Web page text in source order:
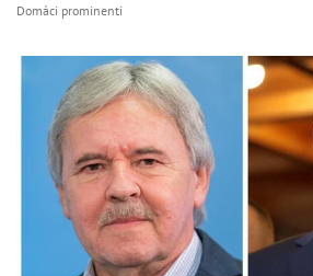
Domáci prominenti